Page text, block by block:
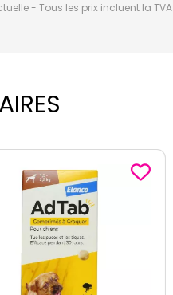
- Tous les prix incluent la